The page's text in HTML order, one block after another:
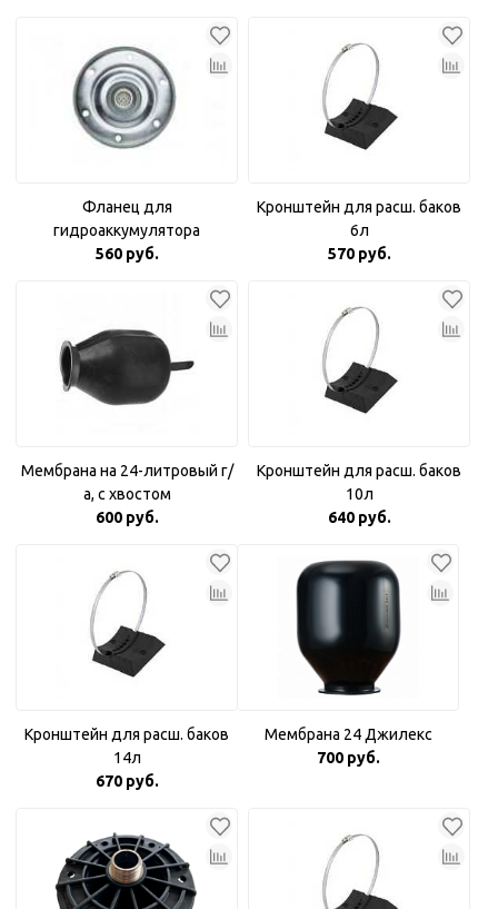
Фланец для
гидроаккумулятора
оцинкованный Аквабрайт 1"
560 руб.
Кронштейн для расш. баков
6л
570 руб.
Мембрана на 24-литровый г/
а, с хвостом
600 руб.
Кронштейн для расш. баков
10л
640 руб.
Кронштейн для расш. баков
14л
670 руб.
Мембрана 24 Джилекс
700 руб.